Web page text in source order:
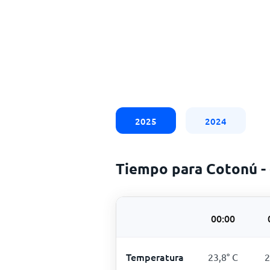
2025 2024
Tiempo para Cotonú
00:00
Temperatura 23,8° C